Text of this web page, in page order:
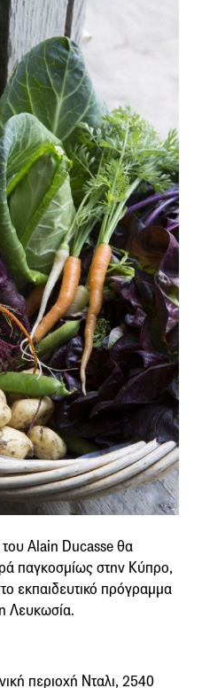
Alain Ducasse θα
παγκοσμίως στην Κύπρο,
εκπαιδευτικό πρόγραμμα
Λευκωσία.
περιοχή Νταλι, 2540